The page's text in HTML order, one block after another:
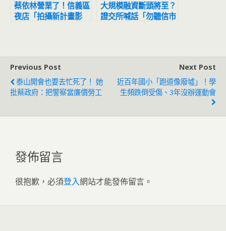
蔡依林營業了！信義區
夜店「拍攝新計畫影
大規模融資斷頭將至？
證交所喊話「勿聽信市
Previous Post
泰山開會也要去忙死了！ 她
批蔡政府：把警察當廉價勞工
Next Post
近百年國小「跑道像廢墟」！學
生頻跌倒受傷、3年沒辦運動會
發佈留言
很抱歉，必須登入網站才能發佈留言。